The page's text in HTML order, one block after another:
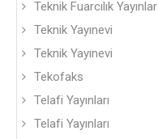
Teknik Fuarcılık Yayınlar
Teknik Yayınevi
Teknik Yayınevi
Tekofaks
Telafi Yayınları
Telafi Yayınları